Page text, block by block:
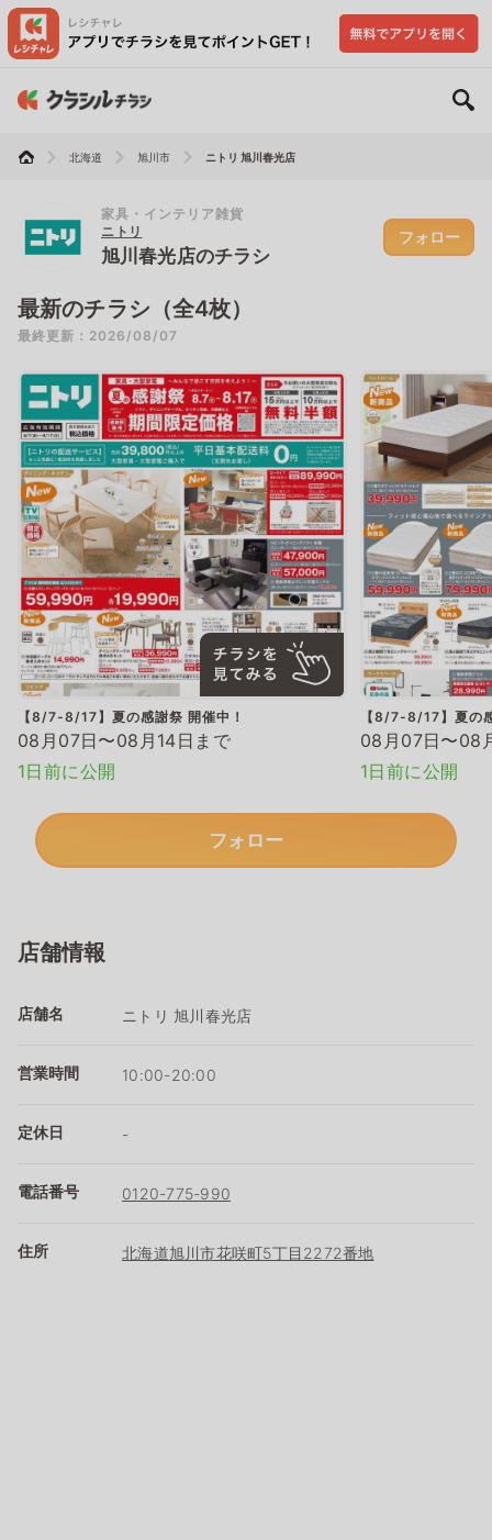
北海道 旭川市 ニトリ 旭川春光店
家具・インテリア雑貨
ニトリ
旭川春光店のチラシ
フォロー
最新のチラシ（全4枚）
最終更新：2026/08/07
【8/7-8/17】夏の感謝祭 開催中！
08月07日〜08月14日まで
1日前に公開
【8/7-8/17】夏の
08月07日〜08
1日前に公開
フォロー
店舗情報
店舗名 ニトリ 旭川春光店
営業時間 10:00-20:00
定休日 -
電話番号 0120-775-990
住所 北海道旭川市花咲町5丁目2272番地